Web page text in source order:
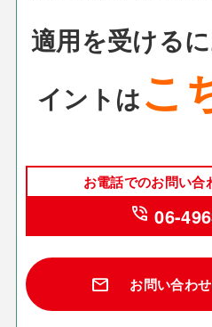
適用を受ける
イントはこ
お電話でのお問い合
phone_in_talk 06-
mail お問い合わ